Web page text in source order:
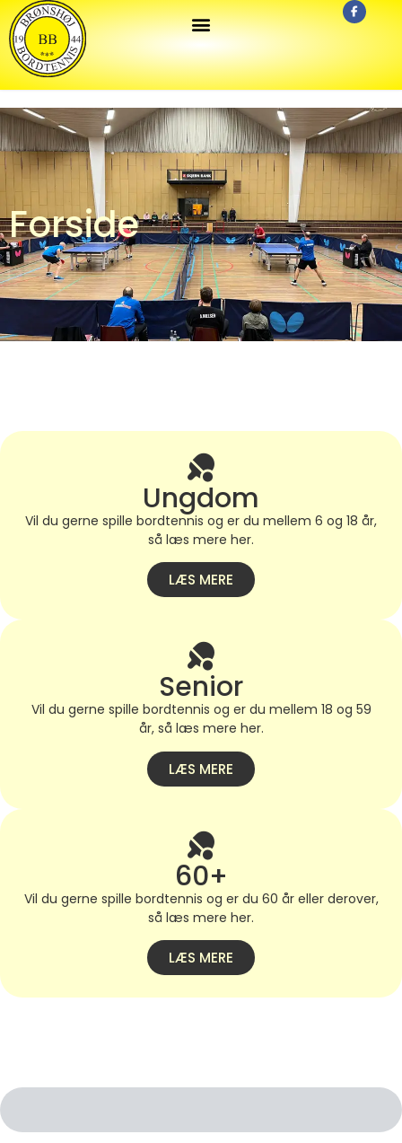
Forside
Ungdom
Vil du gerne spille bordtennis og er du mellem 6 og 18 år,
så læs mere her.
LÆS MERE
Senior
Vil du gerne spille bordtennis og er du mellem 18 og 59
år, så læs mere her.
LÆS MERE
60+
Vil du gerne spille bordtennis og er du 60 år eller derover,
så læs mere her.
LÆS MERE